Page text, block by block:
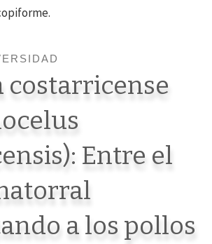
costarricense
Entre el
a los pollos